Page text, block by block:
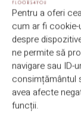
Pentru a oferi
cum ar fi
despre
ne permite să
navigare sau ID-
consimțământul
avea afecte
funcții.